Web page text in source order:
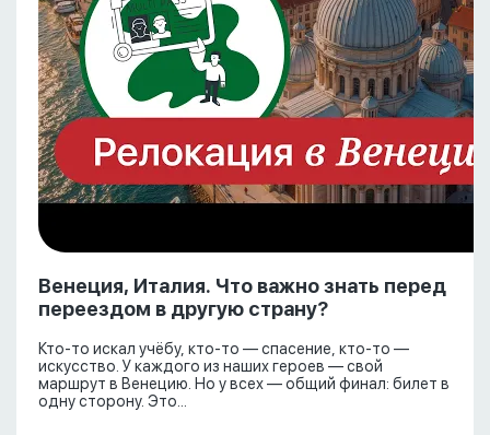
Венеция, Италия. Что важно знать перед
переездом в другую страну?
Кто-то искал учёбу, кто-то — спасение, кто-то —
искусство. У каждого из наших героев — свой
маршрут в Венецию. Но у всех — общий финал: билет в
одну сторону. Это...